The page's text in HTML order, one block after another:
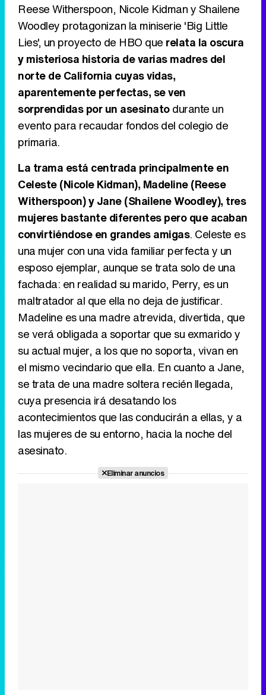
Tráiler de '33 días', la nueva serie de Atresplayer con Julián Villagrán y José Manuel Poga
Canción ganadora de Eurovisión 2026: DARA con "Bangaranga" por Bulgaria
Reese Witherspoon, Nicole Kidman y Shailene
Woodley protagonizan la miniserie 'Big Little
Lies', un proyecto de HBO que relata la oscura
y misteriosa historia de varias madres del
norte de California cuyas vidas,
aparentemente perfectas, se ven
sorprendidas por un asesinatodurante un
evento para recaudar fondos del colegio de
primaria.
La trama está centrada principalmente en
Celeste (Nicole Kidman), Madeline (Reese
Witherspoon) y Jane (Shailene Woodley), tres
mujeres bastante diferentes pero que acaban
convirtiéndose en grandes amigas. Celeste es
una mujer con una vida familiar perfecta y un
esposo ejemplar, aunque se trata solo de una
fachada: en realidad su marido, Perry, es un
maltratador al que ella no deja de justificar.
Madeline es una madre atrevida, divertida, que
se verá obligada a soportar que su exmarido y
su actual mujer, a los que no soporta, vivan en
el mismo vecindario que ella. En cuanto a Jane,
se trata de una madre soltera recién llegada,
cuya presencia irá desatando los
acontecimientos que las conducirán a ellas, y a
las mujeres de su entorno, hacia la noche del
asesinato.
Eliminar anuncios